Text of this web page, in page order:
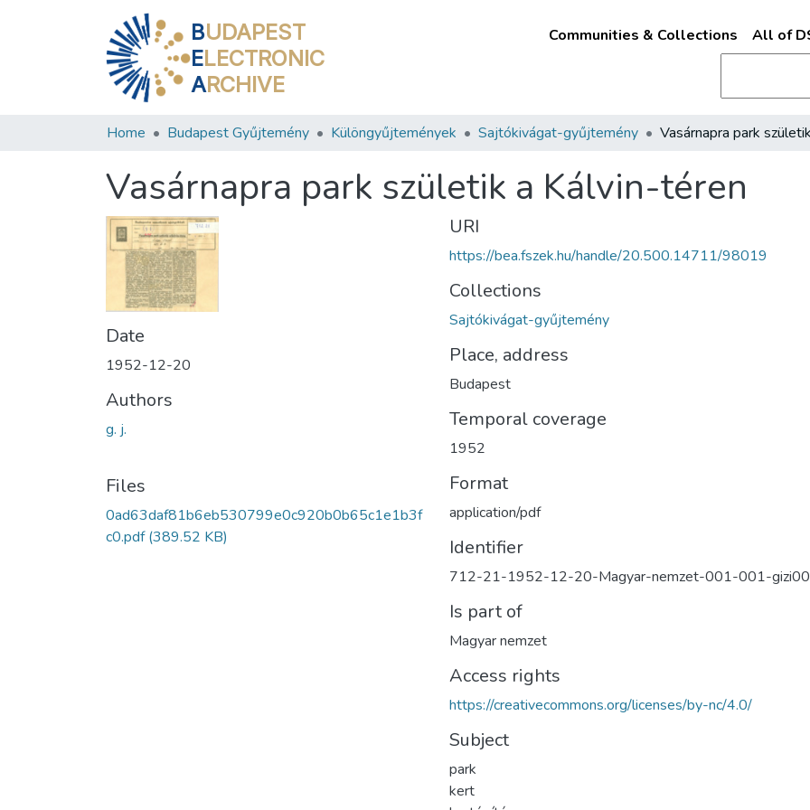
BUDAPEST
ELECTRONIC
ARCHIVE
Communities & Collections All of
Home Budapest Gyűjtemény Különgyűjtemények Sajtókivágat-gyűjtemény
Vasárnapra park születik a Kálvin-téren
Date
1952-12-20
Authors
g. j.
Files
0ad63daf81b6eb530799e0c920b0b65c1e1b3f
c0.pdf(389.52 KB)
URI
https://bea.fszek.hu/handle/20.500.14711/98019
Collections
Sajtókivágat-gyűjtemény
Place, address
Budapest
Temporal coverage
1952
Format
application/pdf
Identifier
712-21-1952-12-20-Magyar-nemzet-001-001-
Is part of
Magyar nemzet
Access rights
https://creativecommons.org/licenses/by-nc/4.0/
Subject
park
kert